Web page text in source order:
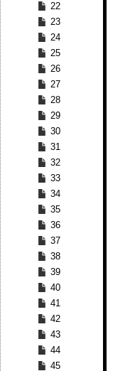
22
23
24
25
26
27
28
29
30
31
32
33
34
35
36
37
38
39
40
41
42
43
44
45